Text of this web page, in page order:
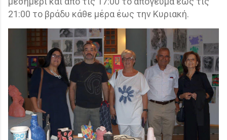
21:00 το βράδυ κάθε μέρα έως την Κυριακή.